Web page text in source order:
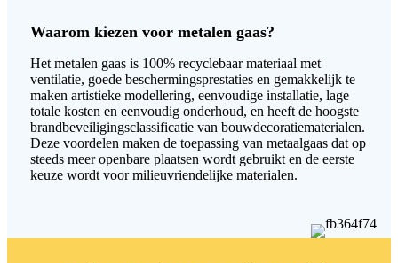
Waarom kiezen voor metalen gaas?
Het metalen gaas is 100% recyclebaar materiaal met
ventilatie, goede beschermingsprestaties en gemakkelijk te
maken artistieke modellering, eenvoudige installatie, lage
totale kosten en eenvoudig onderhoud, en heeft de hoogste
brandbeveiligingsclassificatie van bouwdecoratiematerialen.
Deze voordelen maken de toepassing van metaalgaas dat op
steeds meer openbare plaatsen wordt gebruikt en de eerste
keuze wordt voor milieuvriendelijke materialen.